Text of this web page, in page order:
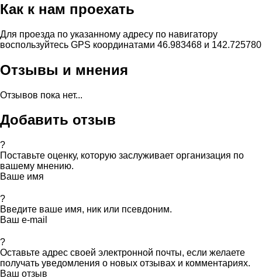
Как к нам проехать
Для проезда по указанному адресу по навигатору
воспользуйтесь GPS координатами 46.983468 и 142.725780
Отзывы и мнения
Отзывов пока нет...
Добавить отзыв
?
Поставьте оценку, которую заслуживает организация по
вашему мнению.
Ваше имя
?
Введите ваше имя, ник или псевдоним.
Ваш e-mail
?
Оставьте адрес своей электронной почты, если желаете
получать уведомления о новых отзывах и комментариях.
Ваш отзыв